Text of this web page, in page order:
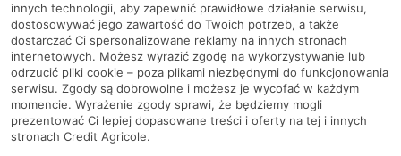
Kraków, ul. Wielicka 72 Bankomat (Euronet)
Kraków, ul. Wielicka 79 Bankomat (Euronet)
Kraków, ul. Wiślna 6 Bankomat (Euronet)
Kraków, ul. Włoska 2
innych technologii, aby zapewnić prawidłowe działanie serwisu,
dostosowywać jego zawartość do Twoich potrzeb, a także
dostarczać Ci spersonalizowane reklamy na innych stronach
internetowych. Możesz wyrazić zgodę na wykorzystywanie lub
odrzucić pliki cookie – poza plikami niezbędnymi do funkcjonowania
serwisu. Zgody są dobrowolne i możesz je wycofać w każdym
momencie. Wyrażenie zgody sprawi, że będziemy mogli
prezentować Ci lepiej dopasowane treści i oferty na tej i innych
stronach Credit Agricole.